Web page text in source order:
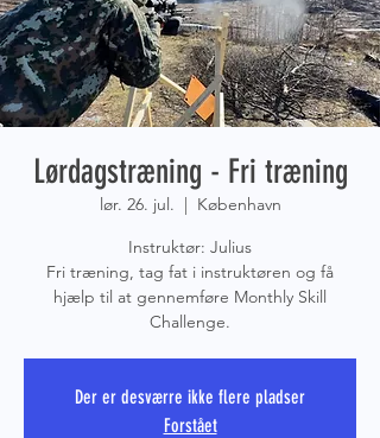
PRS
Lørdagstræning - Fri træning
lør. 26. jul.
  |
København
Instruktør: Julius
Fri træning, tag fat i instruktøren og få
hjælp til at gennemføre Monthly Skill
Challenge.
Der er desværre ikke flere pladser
Forstået